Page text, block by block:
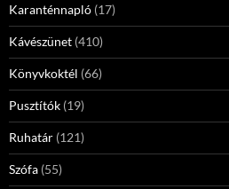
Karanténnapló (17)
Kávészünet (410)
Könyvkoktél (66)
Pusztítók (19)
Ruhatár (121)
Szófa (55)